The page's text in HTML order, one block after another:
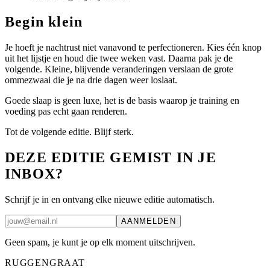
Begin klein
Je hoeft je nachtrust niet vanavond te perfectioneren. Kies één knop
uit het lijstje en houd die twee weken vast. Daarna pak je de
volgende. Kleine, blijvende veranderingen verslaan de grote
ommezwaai die je na drie dagen weer loslaat.
Goede slaap is geen luxe, het is de basis waarop je training en
voeding pas echt gaan renderen.
Tot de volgende editie. Blijf sterk.
DEZE EDITIE GEMIST IN JE
INBOX?
Schrijf je in en ontvang elke nieuwe editie automatisch.
AANMELDEN
Geen spam, je kunt je op elk moment uitschrijven.
RUGGENGRAAT